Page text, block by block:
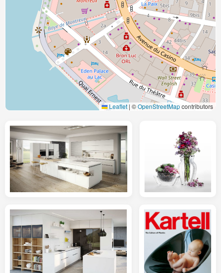
Leaflet | ©OpenStreetMapcontributors